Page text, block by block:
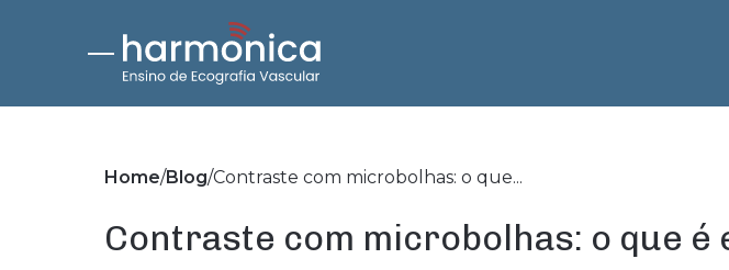
Home Blog Contraste com microbolhas: o que...
Contraste com microbolhas: o que é